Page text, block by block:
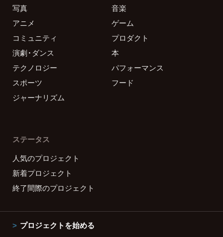
写真
音楽
アニメ
ゲーム
コミュニティ
プロダクト
演劇・ダンス
本
テクノロジー
パフォーマンス
スポーツ
フード
ジャーナリズム
ステータス
人気のプロジェクト
新着プロジェクト
終了間際のプロジェクト
プロジェクトを始める